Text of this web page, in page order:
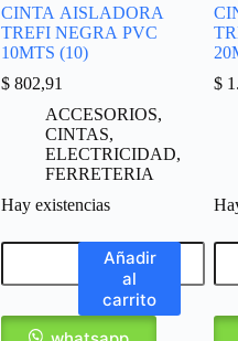
CINTA AISLADORA
TREFI NEGRA PVC
10MTS (10)
$ 802,91
ACCESORIOS,
CINTAS,
ELECTRICIDAD,
FERRETERIA
Hay existencias
Añadir
al
carrito
$